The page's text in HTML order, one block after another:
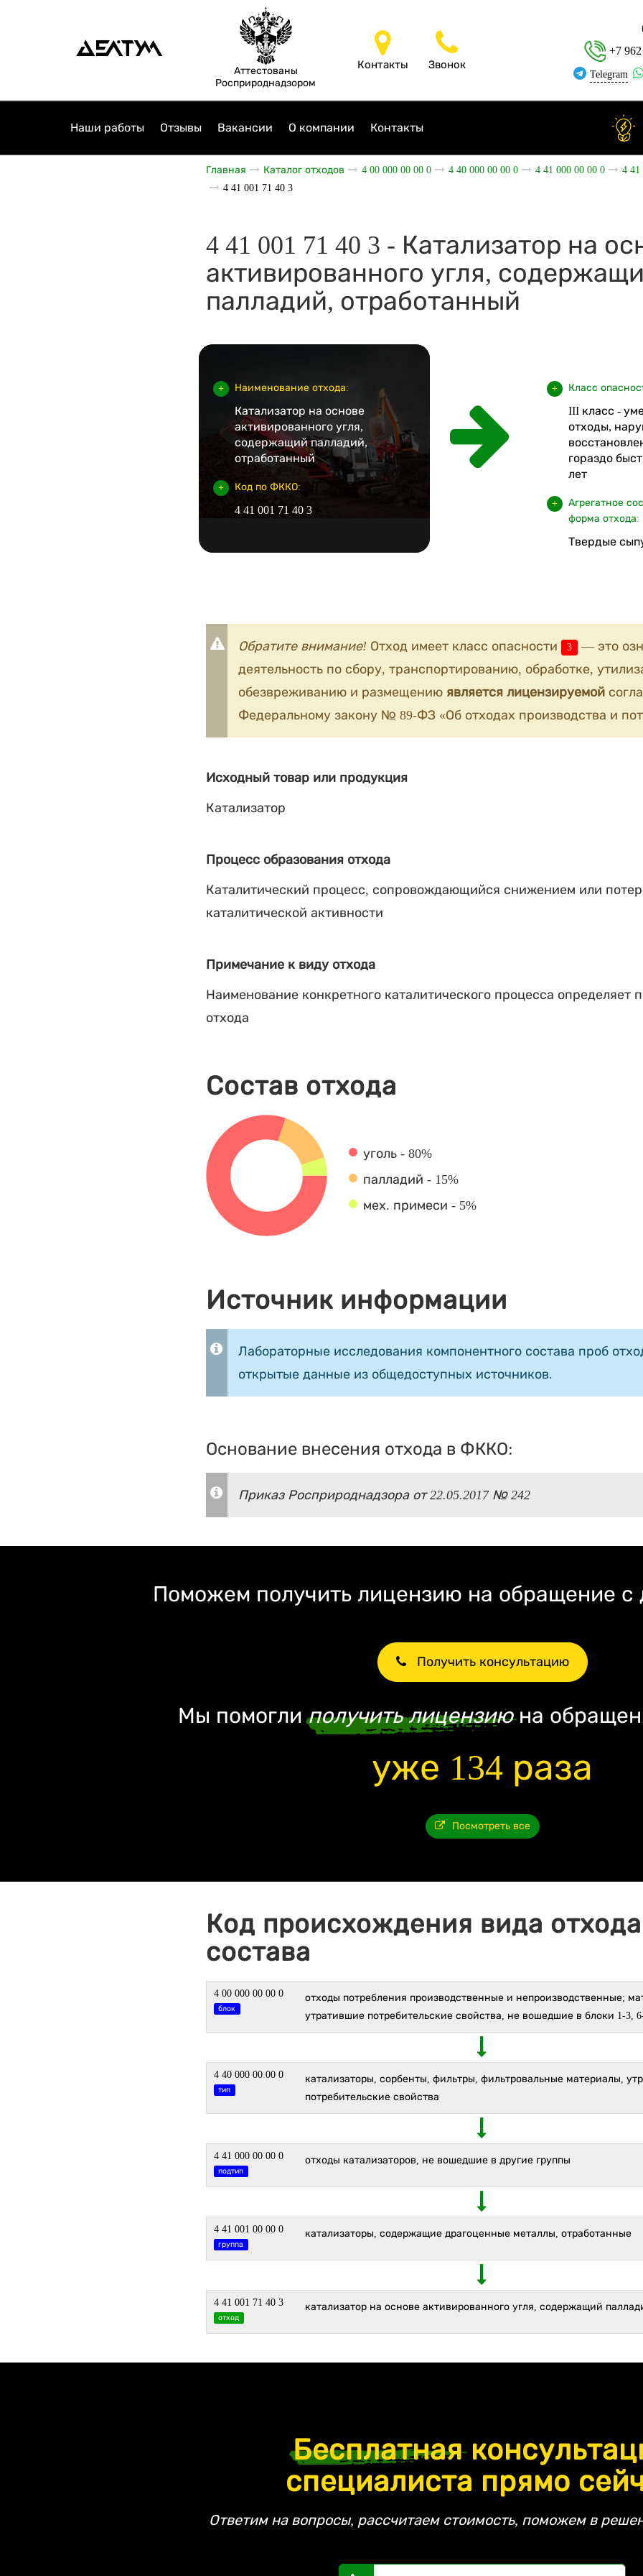
Аттестованы
Росприроднадзором
Контакты Звонок
+7
Telegram
Наши работы Отзывы Вакансии О компании Контакты
Главная Каталог отходов 4 00 000 00 00 0 4 40 000 00 00 0 4 41 000 00 00 0
4 41
4 41 001 71 40 3
4 41 001 71 40 3 - Катализатор на
активированного угля,
палладий, отработанный
Наименование отхода:
Катализатор на основе
активированного угля,
содержащий палладий,
отработанный
Код по ФККО:
4 41 001 71 40 3
Класс
III класс -
отходы,
гораздо
лет
Агрегатное
форма отхода:
Твердые
Обратите внимание! Отход имеет класс опасности 3
— это
деятельность по сбору, транспортированию, обработке,
обезвреживанию и размещению является лицензируемой
Федеральному закону № 89-ФЗ «Об отходах производства и
Исходный товар или продукция
Катализатор
Процесс образования отхода
Каталитический процесс, сопровождающийся снижением или
каталитической активности
Примечание к виду отхода
Наименование конкретного каталитического процесса определяет
отхода
Состав отхода
уголь - 80%
палладий - 15%
мех. примеси - 5%
Источник информации
Лабораторные исследования компонентного состава проб
открытые данные из общедоступных источников.
Основание внесения отхода в ФККО:
Приказ Росприроднадзора от 22.05.2017 № 242
Поможем получить лицензию на обращение с
Получить консультацию
Мы помоглиполучить лицензиюна
уже 134 раза
Посмотреть все
Код происхождения вида
состава
4 00 000 00 00 0
блок
отходы потребления производственные и непроизводственные;
утратившие потребительские свойства, не вошедшие в блоки 1-3,
4 40 000 00 00 0
тип
катализаторы, сорбенты, фильтры, фильтровальные материалы,
потребительские свойства
4 41 000 00 00 0
подтип
отходы катализаторов, не вошедшие в другие группы
4 41 001 00 00 0
группа
катализаторы, содержащие драгоценные металлы, отработанные
4 41 001 71 40 3
отход
катализатор на основе активированного угля, содержащий
Бесплатная
специалиста прямо
Ответим на вопросы, рассчитаем стоимость, поможем в